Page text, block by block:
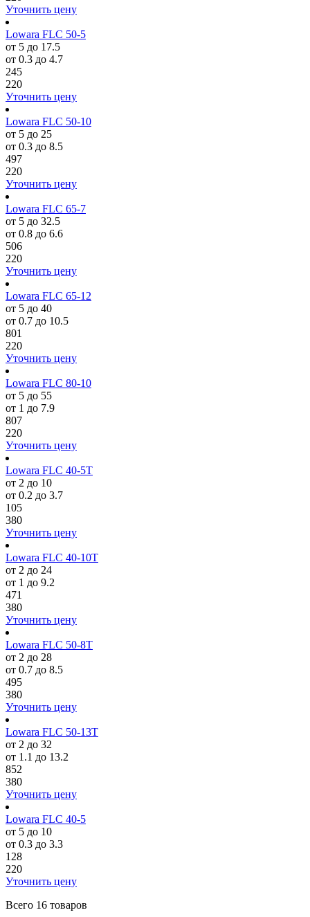
Уточнить цену
Lowara FLC 50-5
от 5 до 17.5
от 0.3 до 4.7
245
220
Уточнить цену
Lowara FLC 50-10
от 5 до 25
от 0.3 до 8.5
497
220
Уточнить цену
Lowara FLC 65-7
от 5 до 32.5
от 0.8 до 6.6
506
220
Уточнить цену
Lowara FLC 65-12
от 5 до 40
от 0.7 до 10.5
801
220
Уточнить цену
Lowara FLC 80-10
от 5 до 55
от 1 до 7.9
807
220
Уточнить цену
Lowara FLC 40-5T
от 2 до 10
от 0.2 до 3.7
105
380
Уточнить цену
Lowara FLC 40-10T
от 2 до 24
от 1 до 9.2
471
380
Уточнить цену
Lowara FLC 50-8T
от 2 до 28
от 0.7 до 8.5
495
380
Уточнить цену
Lowara FLC 50-13T
от 2 до 32
от 1.1 до 13.2
852
380
Уточнить цену
Lowara FLC 40-5
от 5 до 10
от 0.3 до 3.3
128
220
Уточнить цену
Всего 16 товаров